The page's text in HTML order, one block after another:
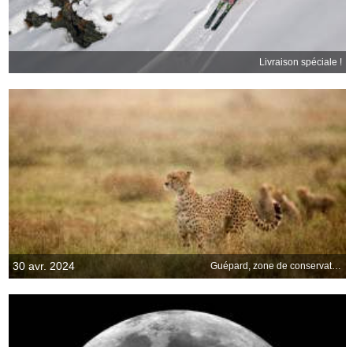
Livraison spéciale !
30 avr. 2024 Guépard, zone de conservation de Ngorongoro, Tanzanie